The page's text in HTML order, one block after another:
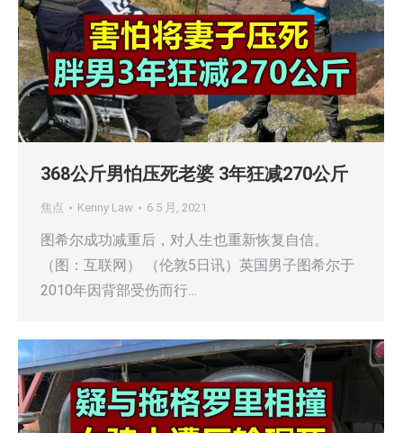
368公斤男怕压死老婆 3年狂减270公斤
焦点 Kenny Law 6 5 月, 2021
图希尔成功减重后，对人生也重新恢复自信。
（图：互联网） （伦敦5日讯）英国男子图希尔于
2010年因背部受伤而行…